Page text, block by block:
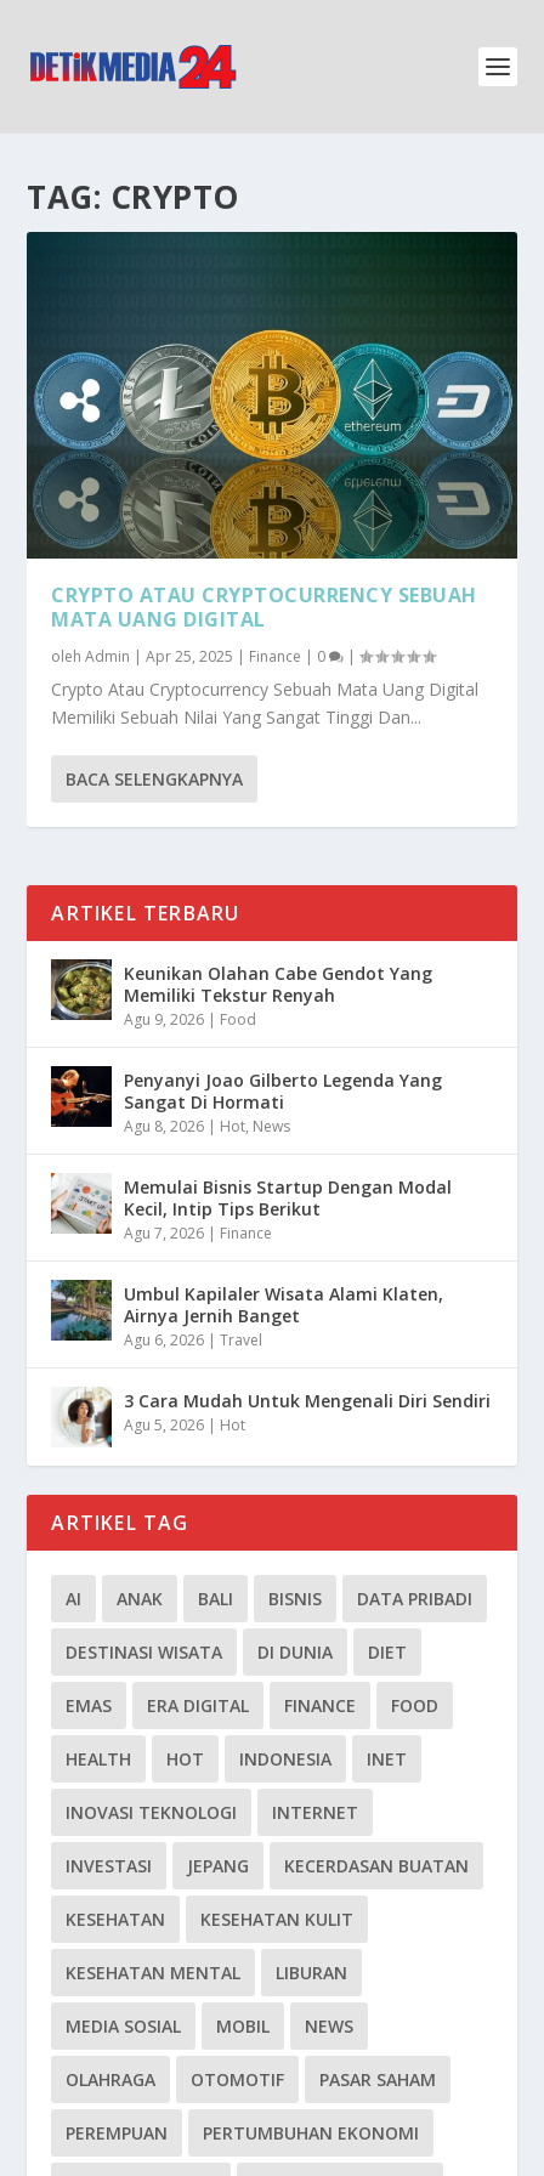
TAG: CRYPTO
CRYPTO ATAU CRYPTOCURRENCY SEBUAH
MATA UANG DIGITAL
olehAdmin |Apr 25, 2025 | Finance | 0 |
Crypto Atau Cryptocurrency Sebuah Mata Uang Digital
Memiliki Sebuah Nilai Yang Sangat Tinggi Dan...
BACA SELENGKAPNYA
ARTIKEL TERBARU
Keunikan Olahan Cabe Gendot Yang
Memiliki Tekstur Renyah
Agu 9, 2026 | Food
Penyanyi Joao Gilberto Legenda Yang
Sangat Di Hormati
Agu 8, 2026 | Hot, News
Memulai Bisnis Startup Dengan Modal
Kecil, Intip Tips Berikut
Agu 7, 2026 | Finance
Umbul Kapilaler Wisata Alami Klaten,
Airnya Jernih Banget
Agu 6, 2026 |Travel
3 Cara Mudah Untuk Mengenali Diri Sendiri
Agu 5, 2026 | Hot
ARTIKEL TAG
AI ANAK BALI BISNIS DATA PRIBADI
DESTINASI WISATA DI DUNIA DIET
EMAS ERA DIGITAL FINANCE FOOD
HEALTH HOT INDONESIA INET
INOVASI TEKNOLOGI INTERNET
INVESTASI JEPANG KECERDASAN BUATAN
KESEHATAN KESEHATAN KULIT
KESEHATAN MENTAL LIBURAN
MEDIA SOSIAL MOBIL NEWS
OLAHRAGA OTOMOTIF PASAR SAHAM
PEREMPUAN PERTUMBUHAN EKONOMI